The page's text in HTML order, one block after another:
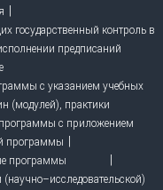
государственный контроль в
предписаний
с указанием учебных
(модулей), практики
с приложением
программы
программы